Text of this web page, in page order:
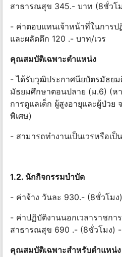
สาธารณสุข 345.- บาท (8ชั่วโ
- ค่าตอบแทนเจ้าหน้าที่ในการป
และผลัดดึก 120 .- บาท/เวร
คุณสมบัติเฉพาะตําแหน่ง
- ได้รับวุฒิประกาศนียบัตรมัธย
มัธยมศึกษาตอนปลาย (ม.6) (ห
การดูแลเด็ก ผู้สูงอายุและผู้ป่วย
พิเศษ)
- สามารถทํางานเป็นเวรหรือเป็
1.2. นักกิจกรรมบําบัด
- ค่าจ้าง วันละ 930.- (8ชั่วโมง)
- ค่าปฏิบัติงานนอกเวลาราชกา
สาธารณสุข 690 .- (8ชั่วโมง)
คุณสมบัติเฉพาะสําหรับตําแหน่ง